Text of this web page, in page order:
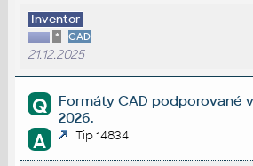
Inventor
* CAD
21.12.2025
Q
Formáty CAD podporované
2026.
A Tip 14834